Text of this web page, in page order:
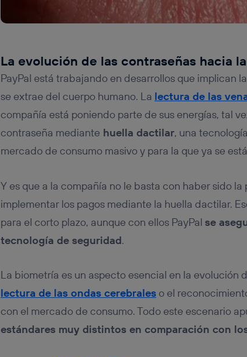
La evolución de las contraseñas hacia
PayPal está trabajando en desarrollos que implican
se extrae del cuerpo humano. La lectura de las
compañía está poniendo parte de sus energías, tal
contraseña mediante huella dactilar, una
mercado de consumo masivo y para la que ya se
Y es que a la compañía no le basta con haber sido
implementar los pagos mediante la huella dactilar.
para el corto plazo, aunque con ellos PayPal se
tecnología de seguridad.
La biometría es un aspecto esencial en la evolución
lectura de las ondas cerebraleso el
con el mercado de consumo. Todo este escenario
estándares muy distintos en comparación con